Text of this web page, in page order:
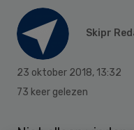
Skipr
23 oktober 2018, 13:32
73 keer gelezen